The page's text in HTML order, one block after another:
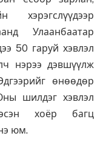
хэрэгслүүдээр
Улаанбаатар
50 гаруй хэвлэл
нэрээ дэвшүүлж
өнөөдөр
шилдэг хэвлэл
хоёр багц
юм.